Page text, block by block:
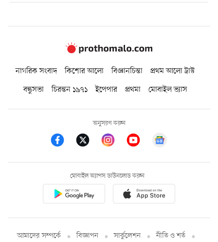
নাগরিক সংবাদ কিশোর আলো বিজ্ঞানচিন্তা
প্রথম আলো ট্রাস্ট
বন্ধুসভা
চিরন্তন ১৯৭১ ইপেপার প্রথমা মোবাইল ভ্যাস
অনুসরণ করুন
মোবাইল অ্যাপস ডাউনলোড করুন
আমাদের সম্পর্কে বিজ্ঞাপন সার্কুলেশন নীতি ও শর্ত